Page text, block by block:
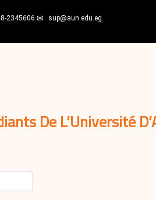
2345606 sup@aun.edu.eg
De L’Université